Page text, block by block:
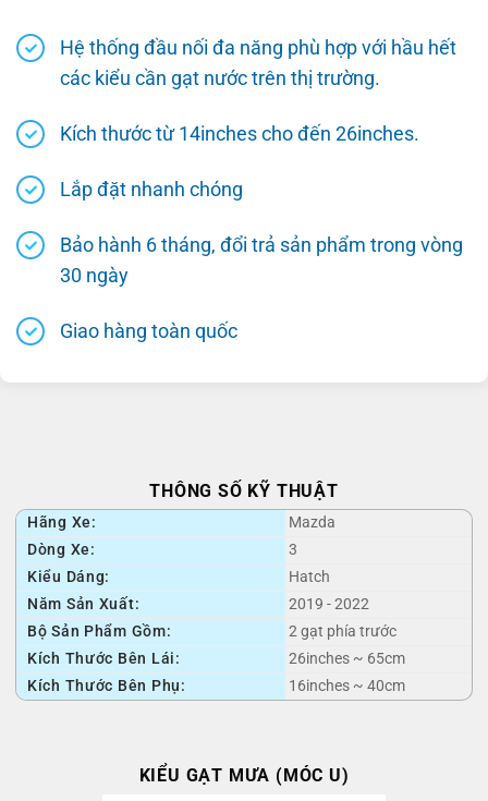
Hệ thống đầu nối đa năng phù hợp với hầu hết
các kiểu cần gạt nước trên thị trường.
Kích thước từ 14inches cho đến 26inches.
Lắp đặt nhanh chóng
Bảo hành 6 tháng, đổi trả sản phẩm trong vòng
30 ngày
Giao hàng toàn quốc
THÔNG SỐ KỸ THUẬT
Hãng Xe:
Mazda
Dòng Xe:
3
Kiểu Dáng:
Hatch
Năm Sản Xuất:
2019 - 2022
Bộ Sản Phẩm Gồm:
2 gạt phía trước
Kích Thước Bên Lái:
26inches ~ 65cm
Kích Thước Bên Phụ:
16inches ~ 40cm
KIỂU GẠT MƯA (MÓC U)